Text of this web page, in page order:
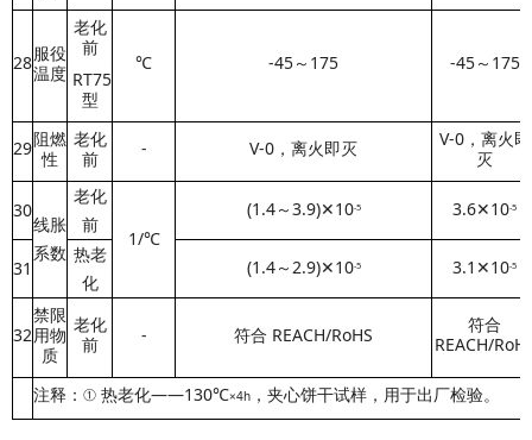
28服役
温度
老化
前
RT75
型
℃ -45～175 -45～175
29阻燃
性
老化
前
- V-0，离火即灭
V-0，离火即
灭
30
线胀
系数
老化
前
1/℃
(1.4～3.9)✕10-5 3.6✕10-5
31
热老
化
(1.4～2.9)✕10-5 3.1 ✕10-5
32
禁限
用物
质
老化
前
- 符合 REACH/RoHS
符合
REACH/
注释：① 热老化——130℃×4h ，夹心饼干试样，用于出厂检验。